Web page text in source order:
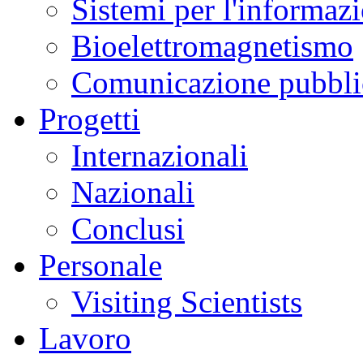
Sistemi per
Bioelettromagnetismo
Comunicazione
Progetti
Internazionali
Nazionali
Conclusi
Personale
Visiting Scientists
Lavoro